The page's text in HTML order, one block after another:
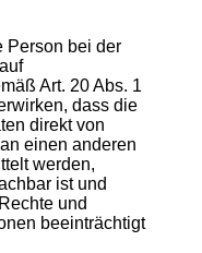
Person bei der
Art. 20 Abs. 1
dass die
direkt von
einen anderen
werden,
ist und
und
beeinträchtigt